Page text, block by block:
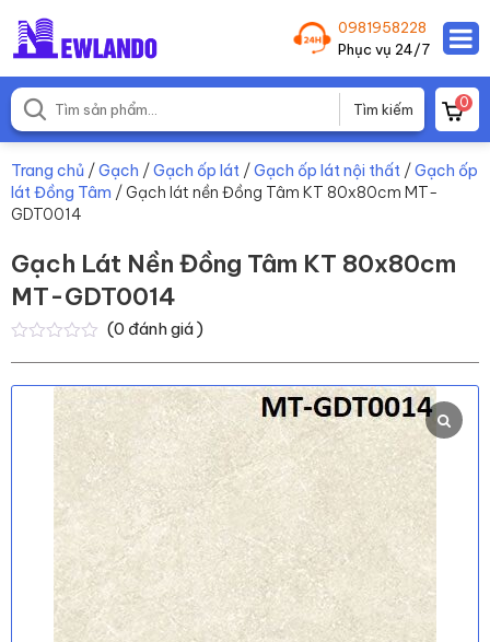
0981958228
Phục vụ 24/7
0
Trang chủ /Gạch /Gạch ốp lát /Gạch ốp lát nội thất /Gạch ốp
lát Đồng Tâm / Gạch lát nền Đồng Tâm KT 80x80cm MT-
GDT0014
Gạch Lát Nền Đồng Tâm KT 80x80cm
MT-GDT0014
5
(0 đánh giá )